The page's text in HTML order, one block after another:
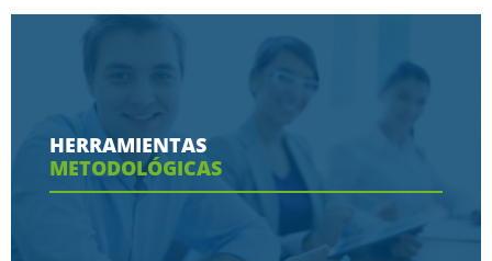
Conoce aquí las razones porque nos eligen
Ver más
HERRAMIENTAS
METODOLÓGICAS